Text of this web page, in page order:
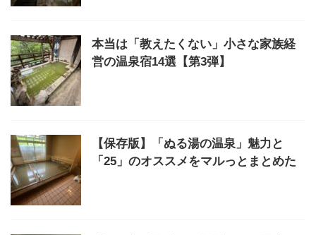
本当は「教えたくない」小さな家族経
営の温泉宿14選【第3弾】
【保存版】「ぬる湯の温泉」魅力と
「25」のオススメをマルっとまとめた